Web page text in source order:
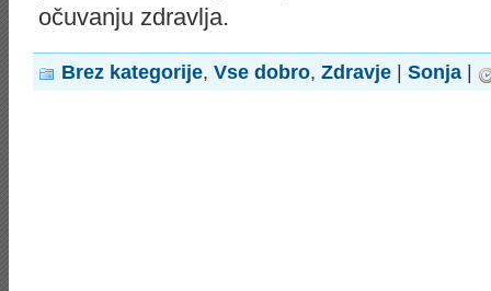
očuvanju zdravlja.
Brez kategorije, Vse dobro, Zdravje Sonja